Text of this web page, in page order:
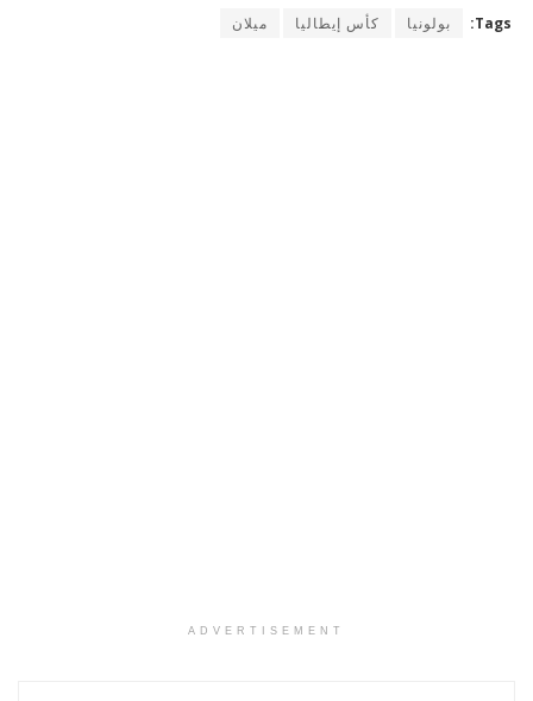
Tags: بولونيا كأس إيطاليا ميلان
ADVERTISEMENT